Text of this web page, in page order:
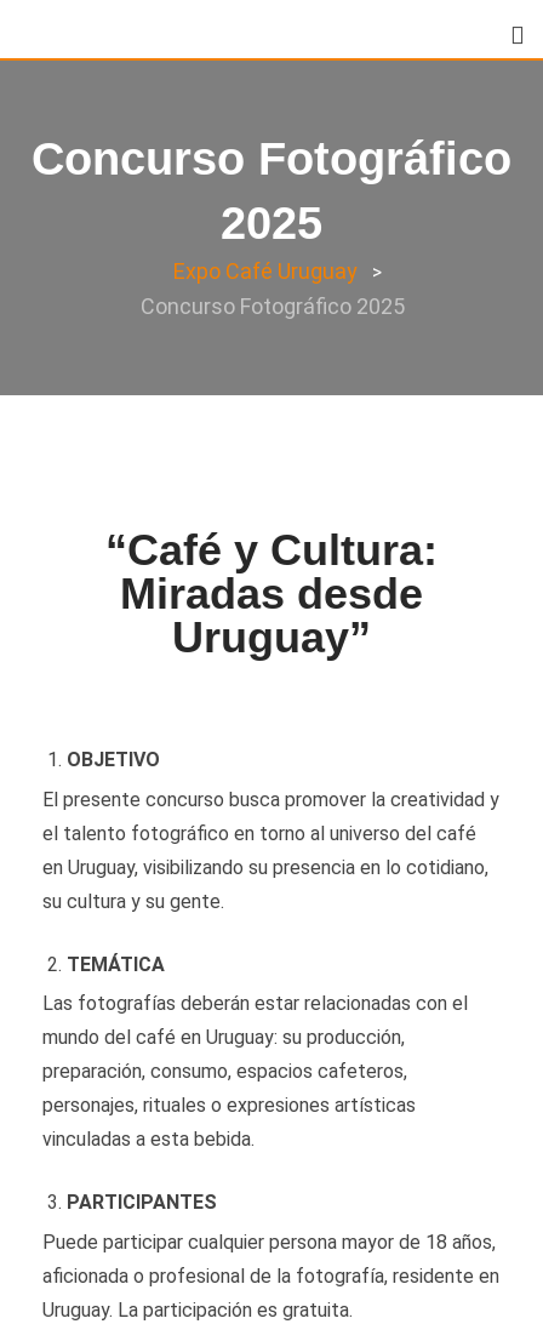
Concurso Fotográfico
2025
Expo Café Uruguay >
Concurso Fotográfico 2025
“Café y Cultura:
Miradas desde
Uruguay”
OBJETIVO
El presente concurso busca promover la creatividad y
el talento fotográfico en torno al universo del café
en Uruguay, visibilizando su presencia en lo cotidiano,
su cultura y su gente.
TEMÁTICA
Las fotografías deberán estar relacionadas con el
mundo del café en Uruguay: su producción,
preparación, consumo, espacios cafeteros,
personajes, rituales o expresiones artísticas
vinculadas a esta bebida.
PARTICIPANTES
Puede participar cualquier persona mayor de 18 años,
aficionada o profesional de la fotografía, residente en
Uruguay. La participación es gratuita.